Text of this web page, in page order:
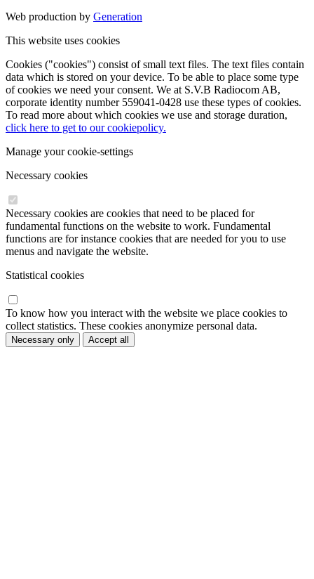
Web production by Generation
This website uses cookies
Cookies ("cookies") consist of small text files. The text files contain
data which is stored on your device. To be able to place some type
of cookies we need your consent. We at S.V.B Radiocom AB,
corporate identity number 559041-0428 use these types of cookies.
To read more about which cookies we use and storage duration,
click here to get to our cookiepolicy.
Manage your cookie-settings
Necessary cookies
Necessary cookies are cookies that need to be placed for
fundamental functions on the website to work. Fundamental
functions are for instance cookies that are needed for you to use
menus and navigate the website.
Statistical cookies
To know how you interact with the website we place cookies to
collect statistics. These cookies anonymize personal data.
Necessary only Accept all